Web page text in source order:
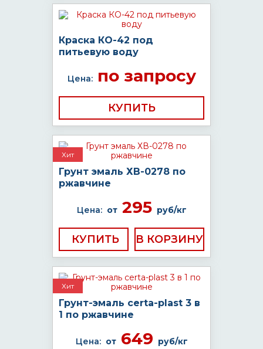
Краска КО-42 под
питьевую воду
Цена:по запросу
КУПИТЬ
Хит
Грунт эмаль ХВ-0278 по
ржавчине
Цена: от295 руб/кг
КУПИТЬ
Хит
Грунт-эмаль certa-plast 3 в
1 по ржавчине
Цена: от649 руб/кг